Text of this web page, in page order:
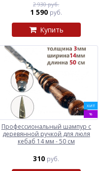
2 930 руб.
1 590 руб.
Купить
ХИТ
%
Профессиональный шампур с
деревянной ручкой для люля
кебаб 14 мм - 50 см
310 руб.